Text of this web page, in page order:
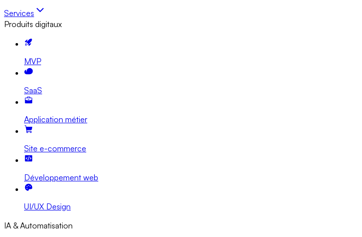
Services
Produits digitaux
MVP
SaaS
Application métier
Site e-commerce
Développement web
UI/UX Design
IA & Automatisation